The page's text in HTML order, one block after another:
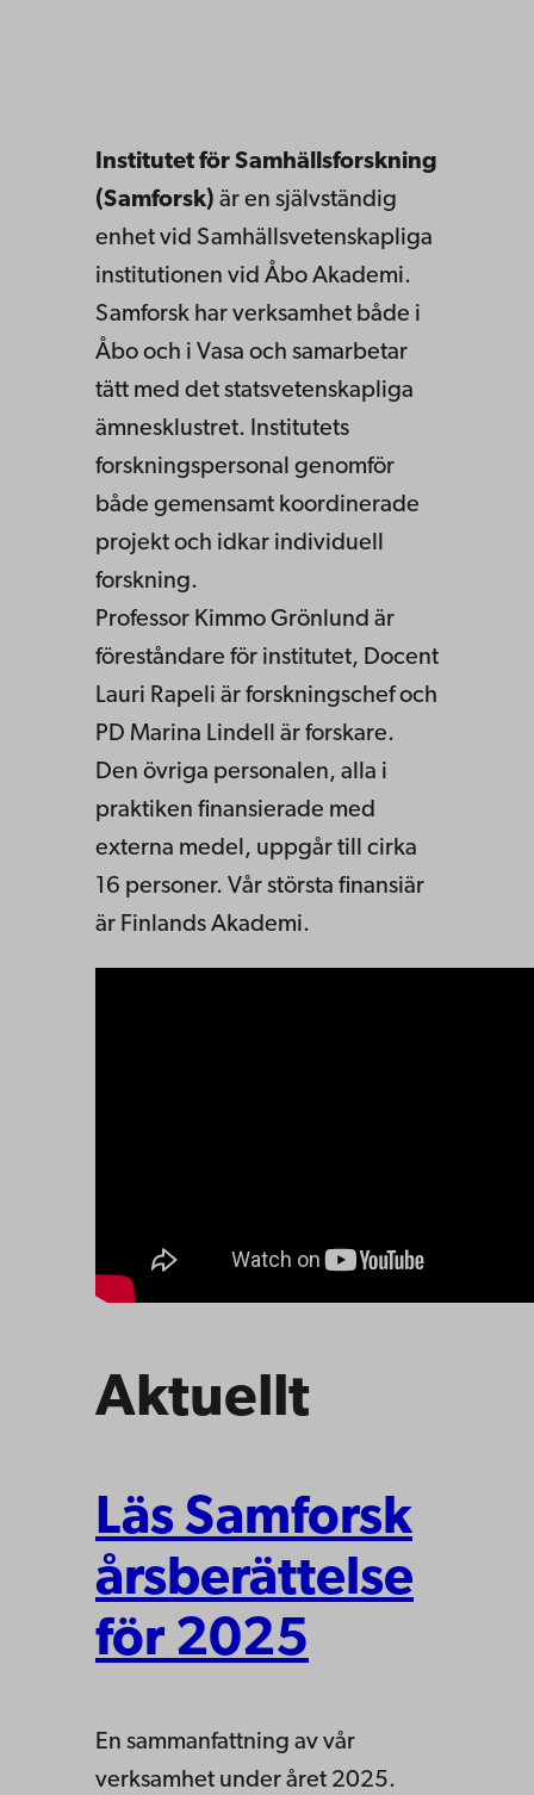
Institutet för Samhällsforskning
(Samforsk) är en självständig
enhet vid Samhällsvetenskapliga
institutionen vid Åbo Akademi.
Samforsk har verksamhet både i
Åbo och i Vasa och samarbetar
tätt med det statsvetenskapliga
ämnesklustret. Institutets
forskningspersonal genomför
både gemensamt koordinerade
projekt och idkar individuell
forskning.
Professor Kimmo Grönlund är
föreståndare för institutet, Docent
Lauri Rapeli är forskningschef och
PD Marina Lindell är forskare.
Den övriga personalen, alla i
praktiken finansierade med
externa medel, uppgår till cirka
16 personer. Vår största finansiär
är Finlands Akademi.
Aktuellt
Läs Samforsk
årsberättelse
för 2025
En sammanfattning av vår
verksamhet under året 2025.